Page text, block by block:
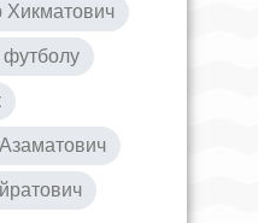
Хикматович